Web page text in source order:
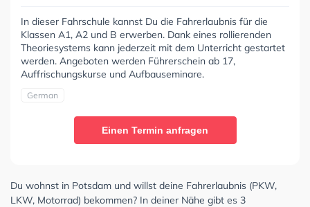
In dieser Fahrschule kannst Du die Fahrerlaubnis für die
Klassen A1, A2 und B erwerben. Dank eines rollierenden
Theoriesystems kann jederzeit mit dem Unterricht gestartet
werden. Angeboten werden Führerschein ab 17,
Auffrischungskurse und Aufbauseminare.
German
Einen Termin anfragen
Du wohnst in Potsdam und willst deine Fahrerlaubnis (PKW,
LKW, Motorrad) bekommen? In deiner Nähe gibt es 3